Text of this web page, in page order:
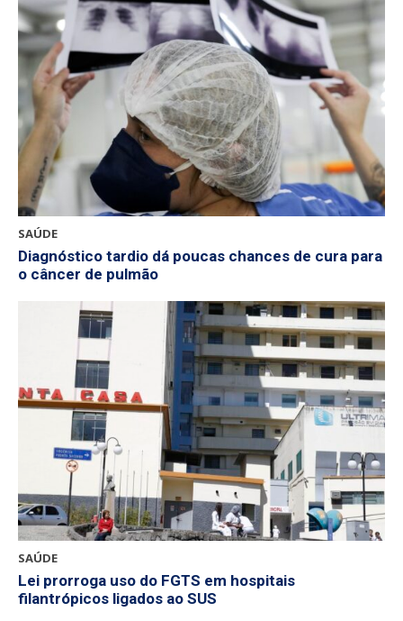
SAÚDE
Diagnóstico tardio dá poucas chances de cura para
o câncer de pulmão
SAÚDE
Lei prorroga uso do FGTS em hospitais
filantrópicos ligados ao SUS